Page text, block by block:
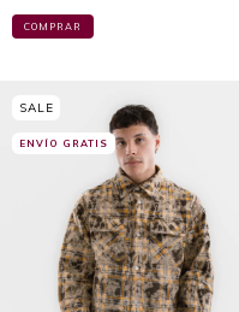
COMPRAR
ENVÍO GRATIS